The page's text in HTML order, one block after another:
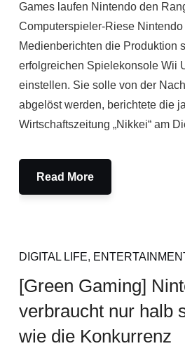
Games laufen Nintendo den
Computerspieler-Riese
Medienberichten die Produktion
erfolgreichen Spielekonsole Wii
einstellen. Sie solle von der
abgelöst werden, berichtete die
Wirtschaftszeitung „Nikkei“ am
Read More
DIGITAL LIFE,
[Green Gaming]
verbraucht nur halb
wie die Konkurrenz